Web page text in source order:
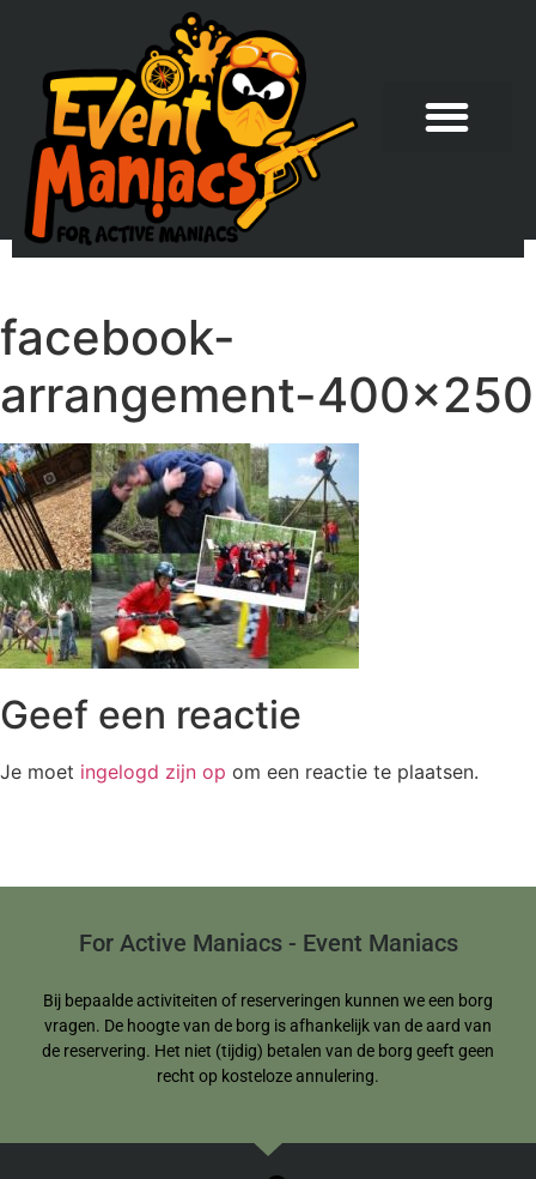
facebook-
arrangement-400×250
Geef een reactie
Je moet ingelogd zijn op om een reactie te plaatsen.
For Active Maniacs - Event Maniacs
Bij bepaalde activiteiten of reserveringen kunnen we een borg
vragen. De hoogte van de borg is afhankelijk van de aard van
de reservering. Het niet (tijdig) betalen van de borg geeft geen
recht op kosteloze annulering.